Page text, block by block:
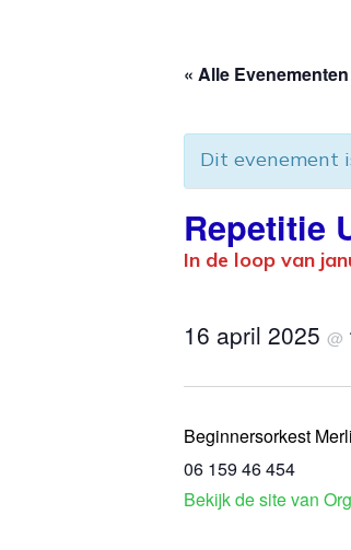
« Alle Evenementen
Dit evenement
Repetitie
In de loop van
16 april 2025 @
Beginnersorkest
06 159 46 454
Bekijk de site van